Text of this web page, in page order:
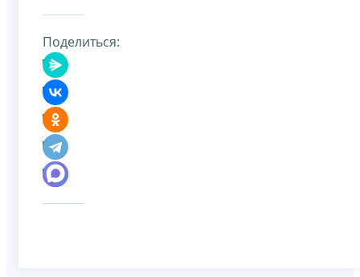
Поделиться: